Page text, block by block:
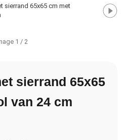
1 / 2
sierrand 65x65
van 24 cm